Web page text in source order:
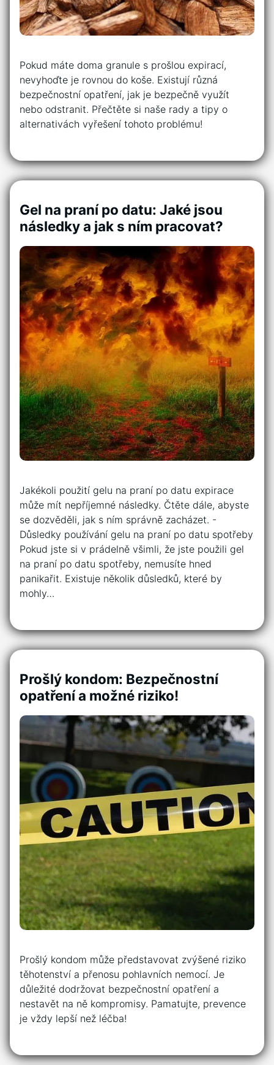
Pokud máte doma granule s prošlou expirací,
nevyhoďte je rovnou do koše. Existují různá
bezpečnostní opatření, jak je bezpečně využít
nebo odstranit. Přečtěte si naše rady a tipy o
alternativách vyřešení tohoto problému!
Gel na praní po datu: Jaké jsou
následky a jak s ním pracovat?
Jakékoli použití gelu na praní po ⁢datu expirace⁤
může mít nepříjemné⁢ následky. Čtěte‌ dále,⁢ abyste
⁢se dozvěděli, jak s ním správně zacházet. -‍
Důsledky používání gelu⁢ na ​praní po datu spotřeby
Pokud ‌jste si v prádelně všimli,⁤ že jste použili gel
na praní po ‌datu spotřeby, nemusíte hned
panikařit. ‍Existuje několik důsledků, které ‍by
mohly…
Prošlý kondom: Bezpečnostní
opatření a možné riziko!
Prošlý kondom může představovat zvýšené riziko
těhotenství a přenosu pohlavních nemocí. Je
důležité dodržovat bezpečnostní opatření a
nestavět na ně kompromisy. Pamatujte, prevence
je vždy lepší než léčba!